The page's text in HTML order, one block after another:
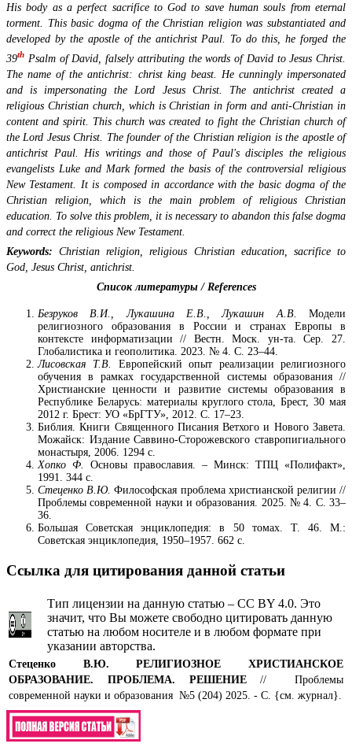
His body as a perfect sacrifice to God to save human souls from eternal
torment. This basic dogma of the Christian religion was substantiated and
developed by the apostle of the antichrist Paul. To do this, he forged the
39th Psalm of David, falsely attributing the words of David to Jesus Christ.
The name of the antichrist: christ king beast. He cunningly impersonated
and is impersonating the Lord Jesus Christ. The antichrist created a
religious Christian church, which is Christian in form and anti-Christian in
content and spirit. This church was created to fight the Christian church of
the Lord Jesus Christ. The founder of the Christian religion is the apostle of
antichrist Paul. His writings and those of Paul's disciples the religious
evangelists Luke and Mark formed the basis of the controversial religious
New Testament. It is composed in accordance with the basic dogma of the
Christian religion, which is the main problem of religious Christian
education. To solve this problem, it is necessary to abandon this false dogma
and correct the religious New Testament.
Keywords:Christian religion, religious Christian education, sacrifice to
God, Jesus Christ, antichrist.
Список литературы / References
Безруков В.И., Лукашина Е.В., Лукашин А.В.
Модели
религиозного образования в России и странах Европы в
контексте информатизации // Вестн. Моск. ун-та. Сер. 27.
Глобалистика и геополитика. 2023. № 4. С. 23–44.
Лисовская Т.В.
Европейский опыт реализации религиозного
обучения в рамках государственной системы образования //
Христианские ценности и развитие системы образования в
Республике Беларусь: материалы круглого стола, Брест, 30 мая
2012 г. Брест: УО «БрГТУ», 2012. С. 17–23.
Библия. Книги Священного Писания Ветхого и Нового Завета.
Можайск: Издание Саввино-Сторожевского ставропигиального
монастыря, 2006. 1294 с.
Хопко Ф.
Основы православия. – Минск: ТПЦ «Полифакт»,
1991. 344 с.
Стеценко В.Ю. Философская проблема христианской религии //
Проблемы современной науки и образования. 2025. № 4. С. 33–
36.
Большая Советская энциклопедия: в 50 томах. Т. 46. М.:
Советская энциклопедия, 1950–1957. 662 c.
Ссылка для цитирования данной статьи
Тип лицензии на данную статью – CC BY 4.0. Это
значит, что Вы можете свободно цитировать данную
статью на любом носителе и в любом формате при
указании авторства.
Стеценко В.Ю.
РЕЛИГИОЗНОЕ ХРИСТИАНСКОЕ
ОБРАЗОВАНИЕ. ПРОБЛЕМА. РЕШЕНИЕ
// Проблемы
современной науки и образования №5 (204) 2025. - С. {см. журнал}.